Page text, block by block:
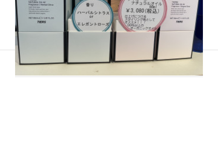
(終了)5月キャンペーン
季節の変わり目におすすめ☆彡◆カット+リタッチカラー+アイスパ+イ
ヤースパ¥10.000 所要時間３H◆リタッチカラー+アイスパ+イヤースパ
¥8,880 所要時間2,5Hシルクカラーの場合＋1,080円＊＊＊＊＊＊＊＊…
Copyright ©2026Frangipani.